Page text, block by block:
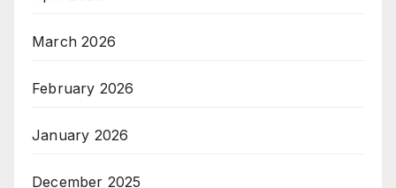
March 2026
February 2026
January 2026
December 2025